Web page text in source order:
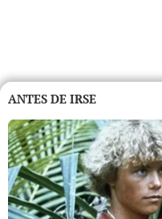
ANTES DE IRSE